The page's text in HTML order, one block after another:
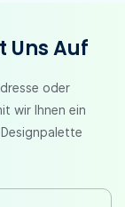
Uns Auf
oder
wir Ihnen ein